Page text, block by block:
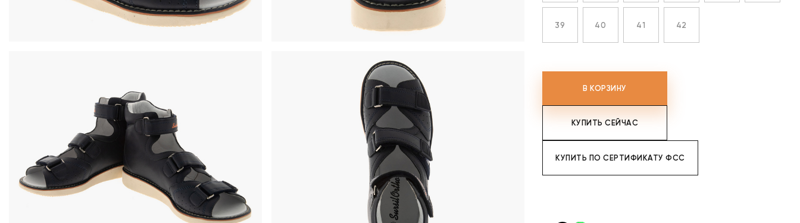
39 40 41 42
В КОРЗИНУ
КУПИТЬ СЕЙЧАС
КУПИТЬ ПО СЕРТИФИКАТУ ФСС